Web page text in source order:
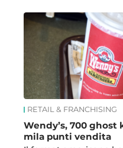
RETAIL & FRANCHISING
Wendy’s, 700 ghost
mila punti vendita